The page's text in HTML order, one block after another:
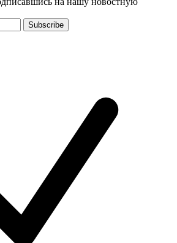
Subscribe